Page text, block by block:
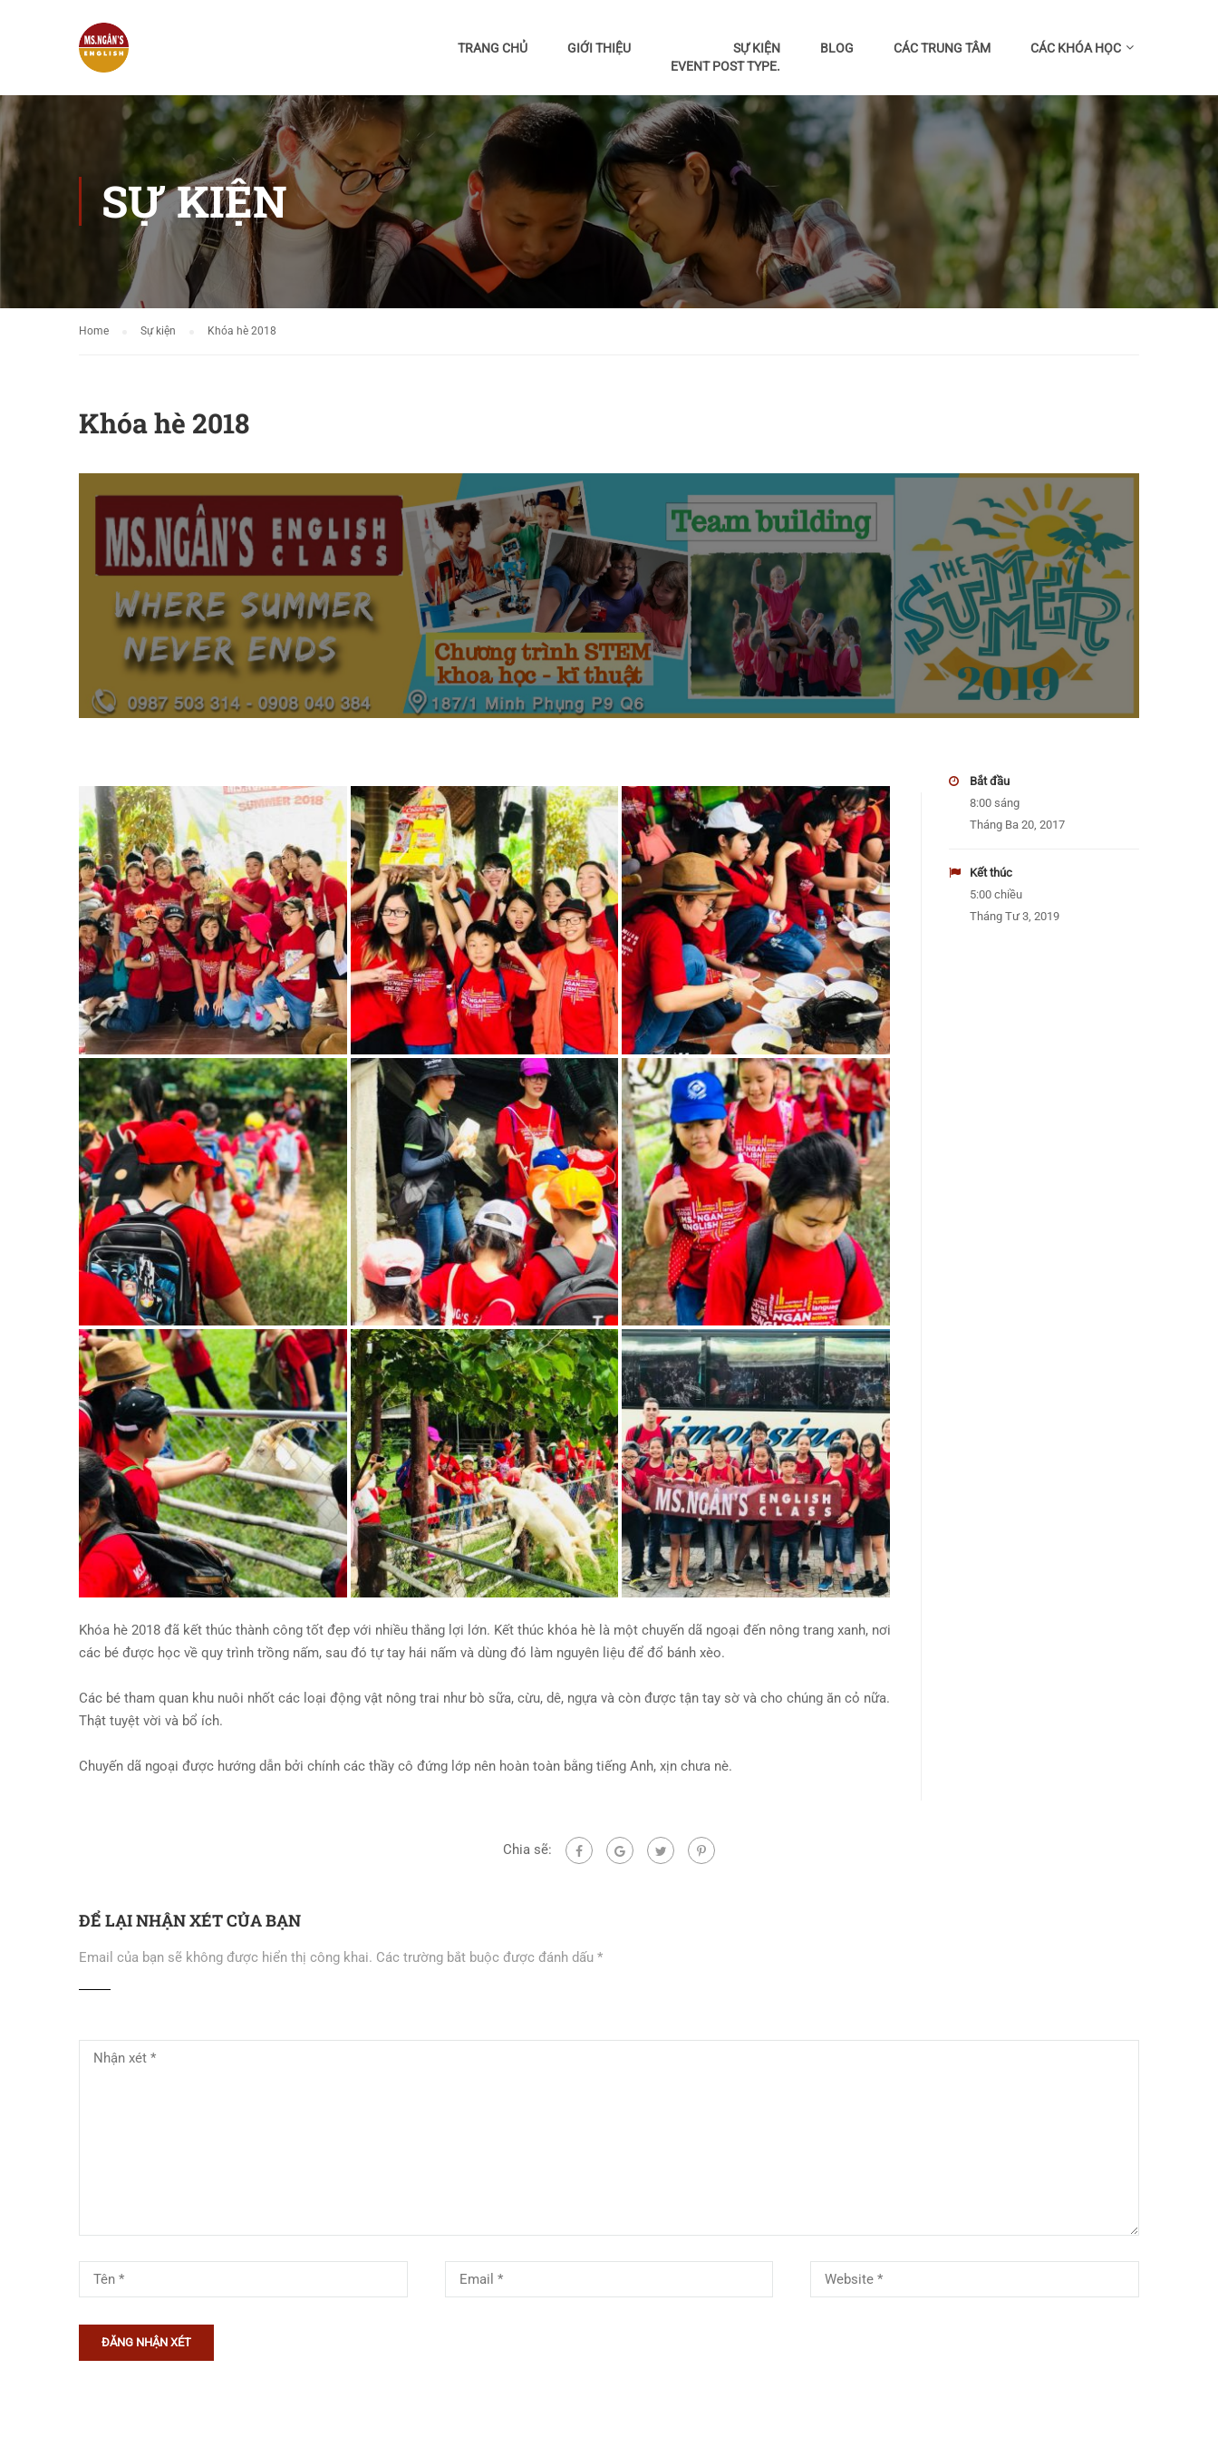
TRANG CHỦ GIỚI THIỆU
SỰ KIỆN
EVENT POST TYPE.
BLOG CÁC TRUNG TÂM CÁC KHÓA HỌC
SỰ KIỆN
Home Sự kiện Khóa hè 2018
Khóa hè 2018
Khóa hè 2018 đã kết thúc thành công tốt đẹp với nhiều thắng lợi lớn. Kết thúc khóa hè là một chuyến dã ngoại đến nông trang xanh, nơi
các bé được học về quy trình trồng nấm, sau đó tự tay hái nấm và dùng đó làm nguyên liệu để đổ bánh xèo.
Các bé tham quan khu nuôi nhốt các loại động vật nông trai như bò sữa, cừu, dê, ngựa và còn được tận tay sờ và cho chúng ăn cỏ nữa.
Thật tuyệt vời và bổ ích.
Chuyến dã ngoại được hướng dẫn bởi chính các thầy cô đứng lớp nên hoàn toàn bằng tiếng Anh, xịn chưa nè.
Bắt đầu
8:00 sáng
Tháng Ba 20, 2017
Kết thúc
5:00 chiều
Tháng Tư 3, 2019
Chia sẽ:
ĐỂ LẠI NHẬN XÉT CỦA BẠN
Email của bạn sẽ không được hiển thị công khai. Các trường bắt buộc được đánh dấu *